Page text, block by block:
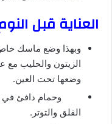
العناية قبل
وبهذا وضع ماسك
الزيتون والحليب
وضعها تحت العين.
وحمام دافئ في
القلق والتوتر.